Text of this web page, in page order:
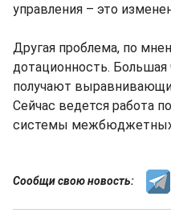
управления – это
Другая проблема, по
дотационность.
получают
Сейчас ведется работа
системы
Сообщи свою новость: